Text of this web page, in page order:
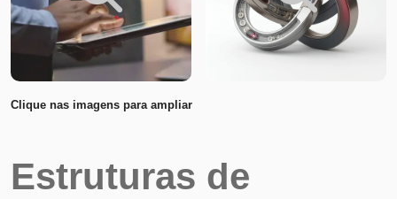
Clique nas imagens para ampliar
Estruturas de